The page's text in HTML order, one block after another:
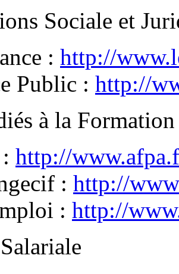
Sociale et
: http://
Public : http://
à la Formation
http://
: http://
: http://